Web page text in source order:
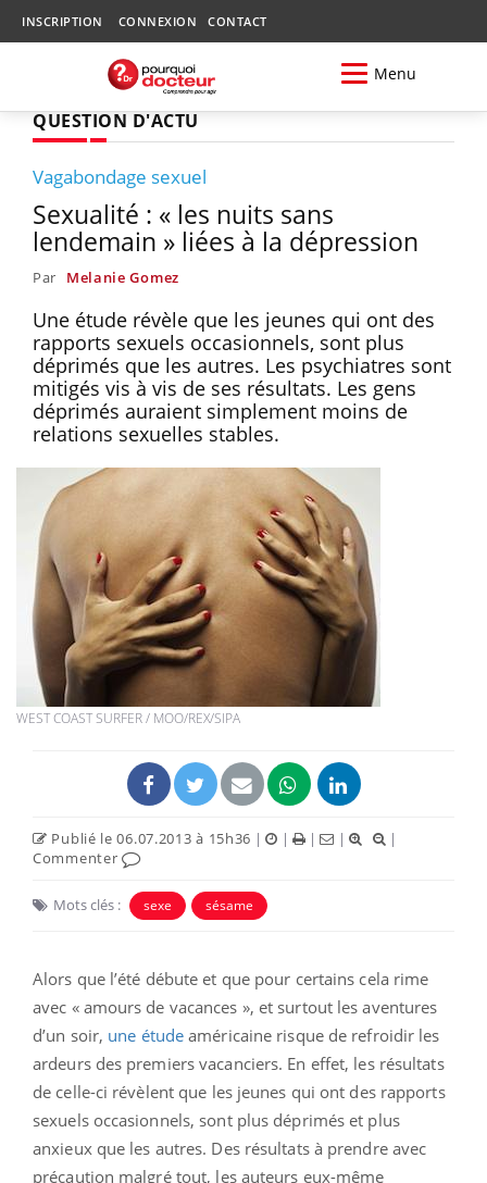
INSCRIPTION CONNEXION CONTACT
Menu
QUESTION D'ACTU
Vagabondage sexuel
Sexualité : « les nuits sans
lendemain » liées à la dépression
Par Melanie Gomez
Une étude révèle que les jeunes qui ont des
rapports sexuels occasionnels, sont plus
déprimés que les autres. Les psychiatres sont
mitigés vis à vis de ses résultats. Les gens
déprimés auraient simplement moins de
relations sexuelles stables.
WEST COAST SURFER / MOO/REX/SIPA
Publié le 06.07.2013 à 15h36 | | | |
|
Commenter
Mots clés : sexe sésame
Alors que l’été débute et que pour certains cela rime
avec « amours de vacances », et surtout les aventures
d’un soir, une étude américaine risque de refroidir les
ardeurs des premiers vacanciers. En effet, les résultats
de celle-ci révèlent que les jeunes qui ont des rapports
sexuels occasionnels, sont plus déprimés et plus
anxieux que les autres. Des résultats à prendre avec
précaution malgré tout, les auteurs eux-même